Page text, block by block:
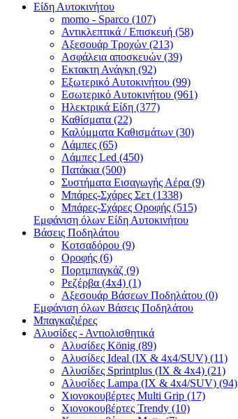
Είδη Αυτοκινήτου
momo - Sparco (107)
Αντικλεπτικά / Επισκευή (58)
Αξεσουάρ Τροχών (213)
Ασφάλεια αποσκευών (39)
Εκτακτη Ανάγκη (92)
Εξωτερικό Αυτοκινήτου (99)
Εσωτερικό Αυτοκινήτου (961)
Ηλεκτρικά Είδη (377)
Καθίσματα (22)
Καλύμματα Καθισμάτων (30)
Λάμπες (65)
Λάμπες Led (450)
Πατάκια (500)
Συστήματα Εισαγωγής Αέρα (9)
Μπάρες-Σχάρες Σετ (1338)
Μπάρες-Σχάρες Οροφής (515)
Εμφάνιση όλων Είδη Αυτοκινήτου
Βάσεις Ποδηλάτου
Κοτσαδόρου (9)
Οροφής (6)
Πορτμπαγκάζ (9)
Ρεζέρβα (4x4) (1)
Αξεσουάρ Βάσεων Ποδηλάτου (0)
Εμφάνιση όλων Βάσεις Ποδηλάτου
Μπαγκαζιέρες
Αλυσίδες - Αντιολισθητικά
Αλυσίδες König (89)
Αλυσίδες Ideal (IX & 4x4/SUV) (11)
Αλυσίδες Sprintplus (IX & 4x4) (21)
Αλυσίδες Lampa (IX & 4x4/SUV) (94)
Χιονοκουβέρτες Multi Grip (17)
Χιονοκουβέρτες Trendy (10)